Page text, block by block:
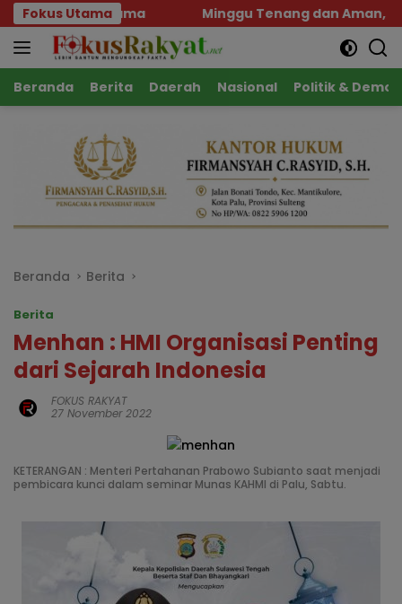
Langsung
ke
konten
Fokus Utama
Minggu Tenang dan Aman, Polsek Parigi Kawal
Beranda Berita Daerah Nasional Politik &
Beranda Berita
Berita
Menhan : HMI Organisasi Penting
dari Sejarah Indonesia
FOKUS RAKYAT
27 November 2022
KETERANGAN : Menteri Pertahanan Prabowo Subianto saat menjadi
pembicara kunci dalam seminar Munas KAHMI di Palu, Sabtu.